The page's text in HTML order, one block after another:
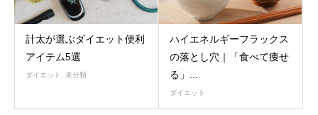
計太が選ぶダイエット便利
アイテム5選
ダイエット , 未分類
ハイエネルギーフラックス
の落とし穴｜「食べて痩せ
る」...
ダイエット